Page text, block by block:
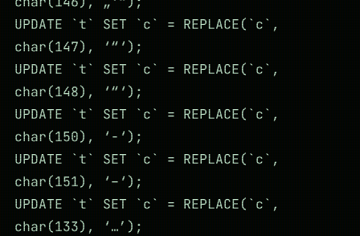
UPDATE `t` SET `c` = REPLACE(`c`,
char(147), ‘“‘);
UPDATE `t` SET `c` = REPLACE(`c`,
char(148), ‘“‘);
UPDATE `t` SET `c` = REPLACE(`c`,
char(150), ‘-‘);
UPDATE `t` SET `c` = REPLACE(`c`,
char(151), ‘–‘);
UPDATE `t` SET `c` = REPLACE(`c`,
char(133), ‘…’);